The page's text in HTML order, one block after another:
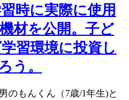
時に実際に使用
材を公開。子ど
習環境に投資し
う。
のもんくん（7歳/1年生)と